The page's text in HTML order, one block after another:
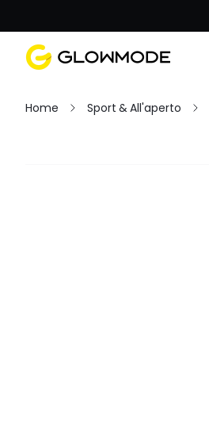
Home Sport & All'aperto